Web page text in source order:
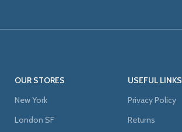
OUR STORES
New York
London SF
USEFUL LINKS
Privacy Policy
Returns